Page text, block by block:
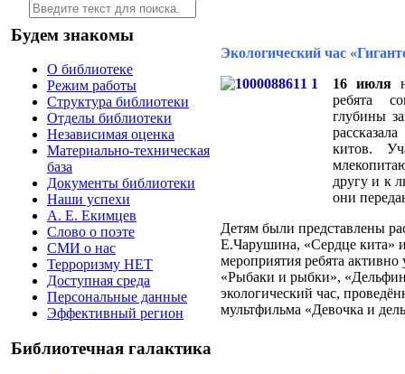
Будем знакомы
О библиотеке
Режим работы
Структура библиотеки
Отделы библиотеки
Независимая оценка
Материально-техническая
база
Документы библиотеки
Наши успехи
А. Е. Екимцев
Слово о поэте
СМИ о нас
Терроризму НЕТ
Доступная среда
Персональные данные
Эффективный регион
Библиотечная галактика
Экологический час
16 июля
ребята
глубины
китов.
другу и к
они
Детям были представлены
Е.Чарушина, «Сердце кита»
мероприятия ребята
«Рыбаки и рыбки»,
экологический час,
мультфильма «Девочка и